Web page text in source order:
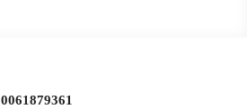
0061879361